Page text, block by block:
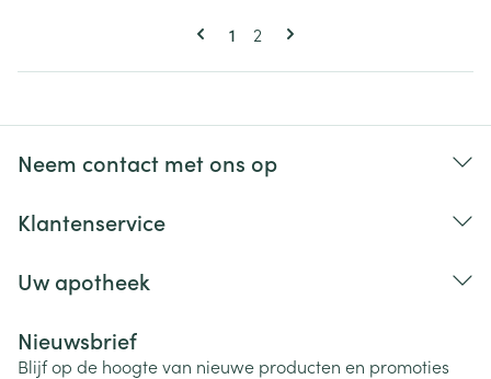
Pagina's
U lees momenteel pagina
1 Pagina
2
Neem contact met ons op
Klantenservice
Uw apotheek
Nieuwsbrief
Blijf op de hoogte van nieuwe producten en promoties